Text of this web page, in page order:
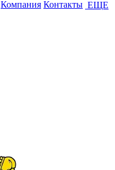
Компания Контакты ЕЩЕ